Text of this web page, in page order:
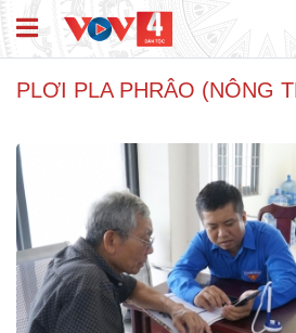
PLƠI PLA PHRÂO (NÔNG